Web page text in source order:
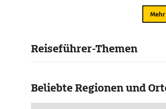
Reiseführer-Themen
Beliebte Regionen und